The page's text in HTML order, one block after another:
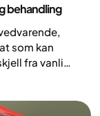
behandling
som kan
fra vanlige
er et